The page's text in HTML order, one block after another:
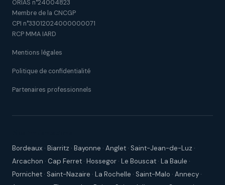
ORIAS n°24004823
Membre de la CNCGP
CPI n°33012024000000071
RCP MMA IARD
Mentions légales
Politique de confidentialité
Partenaires professionnels
Bordeaux · Biarritz · Bayonne · Anglet · Saint-Jean-de-Luz ·
Arcachon · Cap Ferret · Hossegor · Le Bouscat · La Baule ·
Pornichet · Saint-Nazaire · La Rochelle · Saint-Malo · Annecy ·